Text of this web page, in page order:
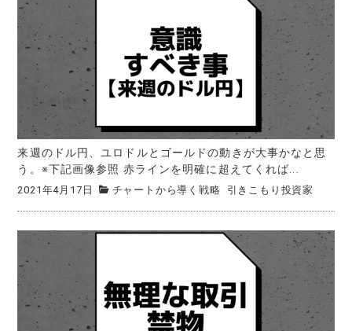
来週のドル円、ユロドルとゴールドの動きが大事かなと思
う。※下記画像参照 赤ラインを明確に超えてくれば...
2021年4月17日 チャートから導く戦略 引きこもり投資家